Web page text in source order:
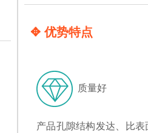
✥ 优势特点
质量好
产品孔隙结构发达、比